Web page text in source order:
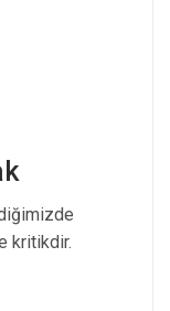
kritikdir.